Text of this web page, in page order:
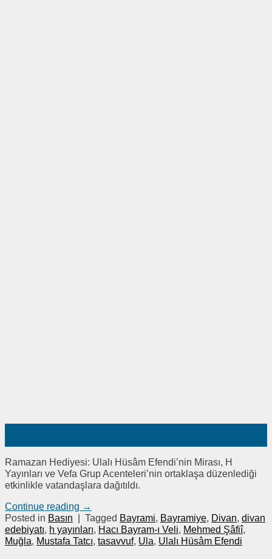
Ramazan Hediyesi: Ulalı Hüsâm Efendi’nin Mirası, H
Yayınları ve Vefa Grup Acenteleri’nin ortaklaşa düzenlediği
etkinlikle vatandaşlara dağıtıldı.
Continue reading →
Posted in Basın Tagged Bayrami, Bayramiye, Divan, divan
edebiyatı, h yayınları, Hacı Bayram-ı Veli, Mehmed Şâfiî,
Muğla, Mustafa Tatcı, tasavvuf, Ula, Ulalı Hüsâm Efendi